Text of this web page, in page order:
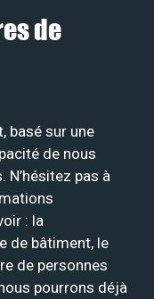
de
basé sur une
de nous
pas à
: la
de bâtiment, le
de personnes
pourrons déjà